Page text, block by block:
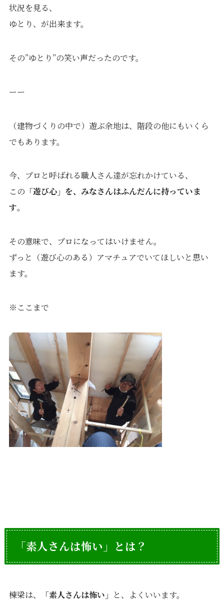
状況を見る、
ゆとり、が出来ます。
その”ゆとり”の笑い声だったのです。
ーー
（建物づくりの中で）遊ぶ余地は、階段の他にもいくら
でもあります。
今、プロと呼ばれる職人さん達が忘れかけている、
この 「遊び心」を、みなさんはふんだんに持っていま
す。
その意味で、プロになってはいけません。
ずっと（遊び心のある）アマチュアでいてほしいと思い
ます。
※ここまで
「素人さんは怖い」とは？
棟梁は、 「素人さんは怖い」 と、よくいいます。